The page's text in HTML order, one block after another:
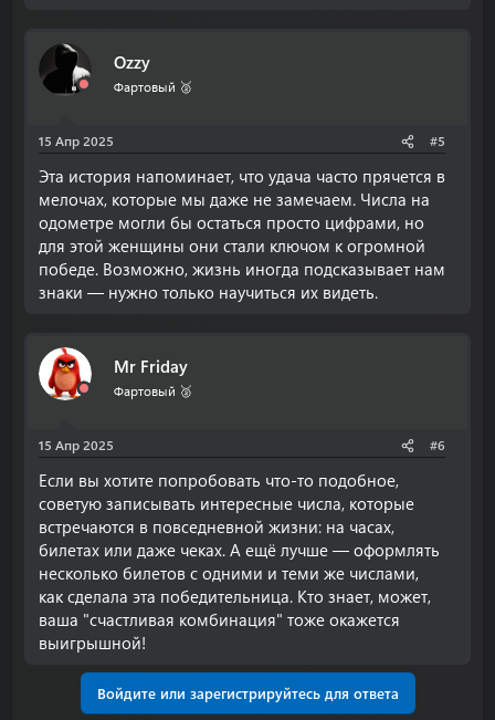
Ozzy
Фартовый 🥈
15 Апр 2025 #5
Эта история напоминает, что удача часто прячется в
мелочах, которые мы даже не замечаем. Числа на
одометре могли бы остаться просто цифрами, но
для этой женщины они стали ключом к огромной
победе. Возможно, жизнь иногда подсказывает нам
знаки — нужно только научиться их видеть.
Mr Friday
Фартовый 🥈
15 Апр 2025 #6
Если вы хотите попробовать что-то подобное,
советую записывать интересные числа, которые
встречаются в повседневной жизни: на часах,
билетах или даже чеках. А ещё лучше — оформлять
несколько билетов с одними и теми же числами,
как сделала эта победительница. Кто знает, может,
ваша "счастливая комбинация" тоже окажется
выигрышной!
Войдите или зарегистрируйтесь для ответа